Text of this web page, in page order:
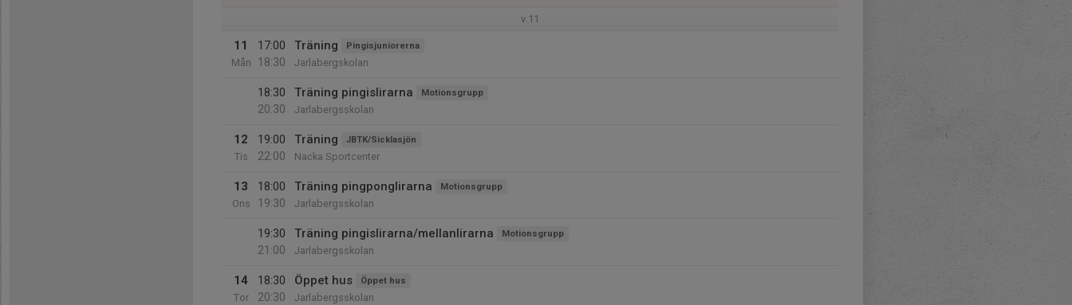
v.11
11
Mån
17:00
18:30
Träning Pingisjuniorerna
Jarlabergskolan
18:30
20:30
Träning pingislirarna Motionsgrupp
Jarlabergsskolan
12
Tis
19:00
22:00
Träning JBTK/Sicklasjön
Nacka Sportcenter
13
Ons
18:00
19:30
Träning pingponglirarna Motionsgrupp
Jarlabergsskolan
19:30
21:00
Träning pingislirarna/mellanlirarna Motionsgrupp
Jarlabergsskolan
14
Tor
18:30
20:30
Öppet hus Öppet hus
Jarlabergsskolan